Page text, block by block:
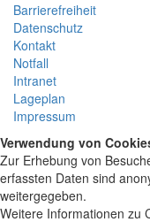
Barrierefreiheit
Datenschutz
Kontakt
Notfall
Intranet
Lageplan
Impressum
Verwendung von
Zur Erhebung von
erfassten Daten sind
weitergegeben.
Weitere Informationen zu